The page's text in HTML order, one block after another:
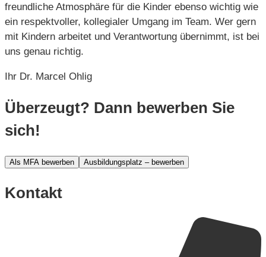
freundliche Atmosphäre für die Kinder ebenso wichtig wie
ein respektvoller, kollegialer Umgang im Team. Wer gern
mit Kindern arbeitet und Verantwortung übernimmt, ist bei
uns genau richtig.
Ihr Dr. Marcel Ohlig
Überzeugt? Dann bewerben Sie
sich!
Als MFA bewerben Ausbildungsplatz – bewerben
Kontakt